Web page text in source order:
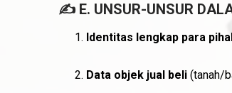
✍️ E. UNSUR-UNSUR
Identitas lengkap para
Data objek jual beli (tanah/